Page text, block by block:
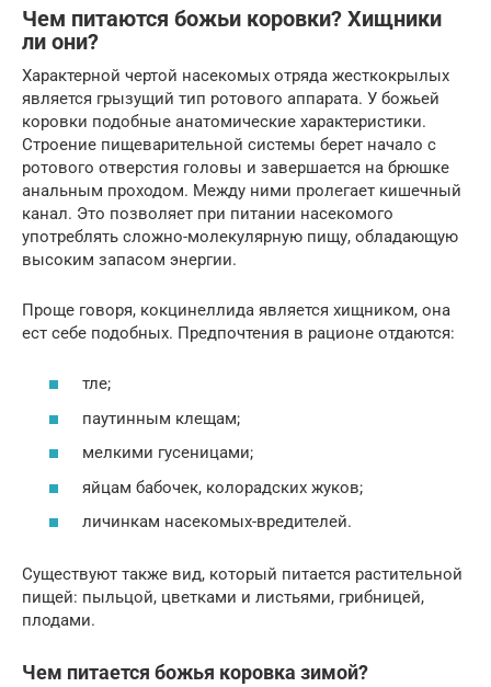
Чем питаются божьи коровки? Хищники
ли они?
Характерной чертой насекомых отряда жесткокрылых
является грызущий тип ротового аппарата. У божьей
коровки подобные анатомические характеристики.
Строение пищеварительной системы берет начало с
ротового отверстия головы и завершается на брюшке
анальным проходом. Между ними пролегает кишечный
канал. Это позволяет при питании насекомого
употреблять сложно-молекулярную пищу, обладающую
высоким запасом энергии.
Проще говоря, кокцинеллида является хищником, она
ест себе подобных. Предпочтения в рационе отдаются:
тле;
паутинным клещам;
мелкими гусеницами;
яйцам бабочек, колорадских жуков;
личинкам насекомых-вредителей.
Существуют также вид, который питается растительной
пищей: пыльцой, цветками и листьями, грибницей,
плодами.
Чем питается божья коровка зимой?